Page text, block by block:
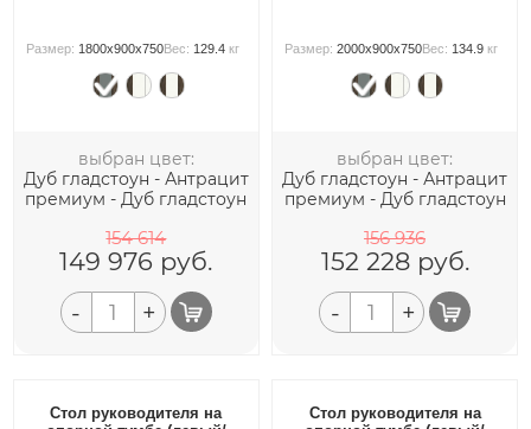
Размер: 1800x900x750Вес: 129.4 кг
выбран цвет:
Дуб гладстоун - Антрацит
премиум - Дуб гладстоун
154 614
149 976 руб.
- +
Размер:2000x900x750Вес: 134.9 кг
выбран цвет:
Дуб гладстоун - Антрацит
премиум - Дуб гладстоун
156 936
152 228руб.
- +
Стол руководителя на
Стол руководителя на